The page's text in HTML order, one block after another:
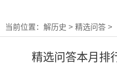
当前位置： 解历史 > 精选问答 >
精选问答本月排